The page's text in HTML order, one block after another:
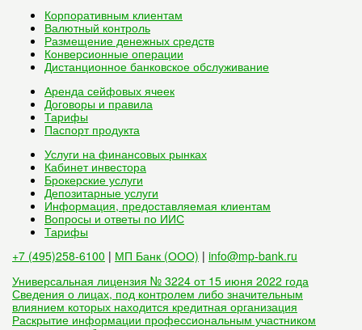
Корпоративным клиентам
Валютный контроль
Размещение денежных средств
Конверсионные операции
Дистанционное банковское обслуживание
Аренда сейфовых ячеек
Договоры и правила
Тарифы
Паспорт продукта
Услуги на финансовых рынках
Кабинет инвестора
Брокерские услуги
Депозитарные услуги
Информация, предоставляемая клиентам
Вопросы и ответы по ИИС
Тарифы
+7 (495)258-6100 | МП Банк (ООО) | info@mp-bank.ru
Универсальная лицензия № 3224 от 15 июня 2022 года
Сведения о лицах, под контролем либо значительным
влиянием которых находится кредитная организация
Раскрытие информации профессиональным участником